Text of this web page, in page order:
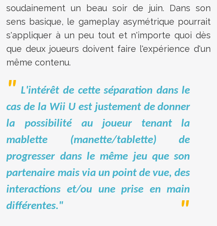
soudainement un beau soir de juin. Dans son
sens basique, le gameplay asymétrique pourrait
s'appliquer à un peu tout et n'importe quoi dès
que deux joueurs doivent faire l'expérience d'un
même contenu.
L'intérêt de cette séparation dans le
cas de la Wii U est justement de donner
la possibilité au joueur tenant la
mablette (manette/tablette) de
progresser dans le même jeu que son
partenaire mais via un point de vue, des
interactions et/ou une prise en main
différentes."